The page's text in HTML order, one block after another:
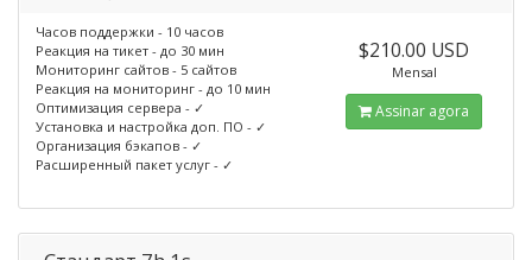
Часов поддержки - 10 часов
Реакция на тикет - до 30 мин
Мониторинг сайтов - 5 сайтов
Реакция на мониторинг - до 10 мин
Оптимизация сервера - ✓
Установка и настройка доп. ПО - ✓
Организация бэкапов - ✓
Расширенный пакет услуг - ✓
$210.00 USD
Mensal
Assinar agora